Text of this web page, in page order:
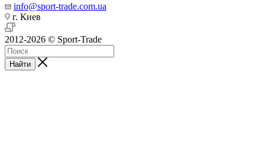
info@sport-trade.com.ua
г. Киев
2012-2026 © Sport-Trade
Найти